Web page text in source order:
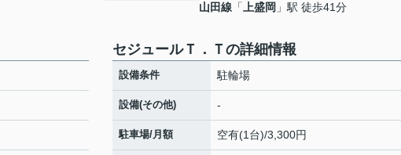
山田線 「 上盛岡 」駅 徒歩41分
セジュールＴ．Ｔの詳細情報
設備条件 駐輪場
設備(その他) -
駐車場/月額 空有(1台)/3,300円